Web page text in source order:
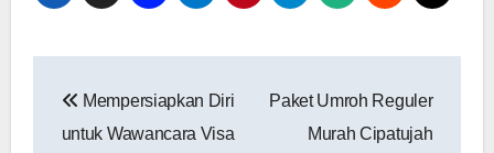
pos
Mempersiapkan Diri
untuk Wawancara Visa
Paket Umroh Reguler
Murah Cipatujah